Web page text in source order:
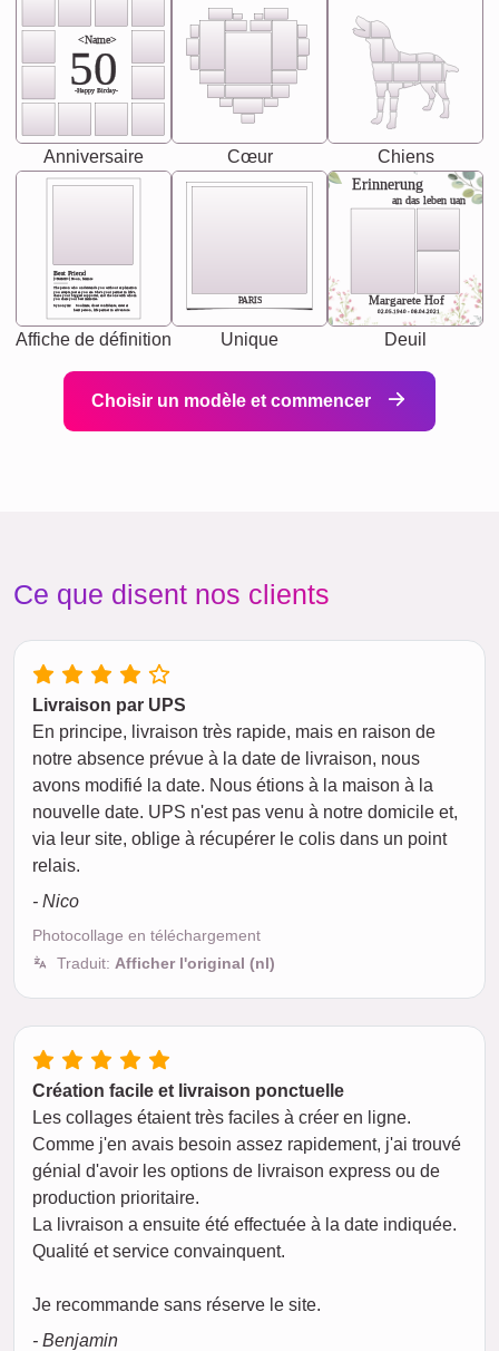
<Name>
50
-Happy Birday-
Anniversaire Cœur Chiens
Best Friend
[<NAME>] Noun, feminie
Synonyms: Soulmate, closet confidante, sister at
heart person, life partner in adventure.
The person who understands you without explanation
you accepts just as you are. She's your partner in life's,
chaos your biggest supporter, and the one with whom
you share your best memories.
Affiche de définition
PARIS
Unique
Erinnerung
an das leben uan
Margarete Hof
02.05.1940 - 08.04.2021
Deuil
Choisir un modèle et commencer
Ce que disent nos clients
Livraison par UPS
En principe, livraison très rapide, mais en raison de
notre absence prévue à la date de livraison, nous
avons modifié la date. Nous étions à la maison à la
nouvelle date. UPS n'est pas venu à notre domicile et,
via leur site, oblige à récupérer le colis dans un point
relais.
- Nico
Photocollage en téléchargement
Traduit: Afficher l'original (nl)
Création facile et livraison ponctuelle
Les collages étaient très faciles à créer en ligne.
Comme j'en avais besoin assez rapidement, j'ai trouvé
génial d'avoir les options de livraison express ou de
production prioritaire.
La livraison a ensuite été effectuée à la date indiquée.
Qualité et service convainquent.
Je recommande sans réserve le site.
- Benjamin